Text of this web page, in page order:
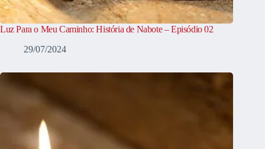
Luz Para o Meu Caminho: História de Nabote – Episódio 02
29/07/2024